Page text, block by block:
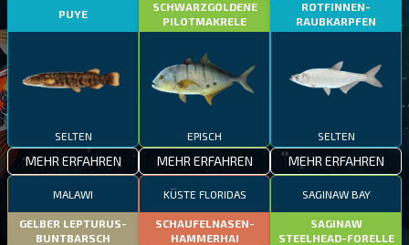
PUYE
SELTEN
MEHR ERFAHREN
SCHWARZGOLDENE
PILOTMAKRELE
EPISCH
MEHR ERFAHREN
ROTFINNEN-
RAUBKARPFEN
SELTEN
MEHR ERFAHREN
MALAWI
GELBER LEPTURUS-
BUNTBARSCH
KÜSTE FLORIDAS
SCHAUFELNASEN-
HAMMERHAI
SAGINAW BAY
SAGINAW
STEELHEAD-FORELLE